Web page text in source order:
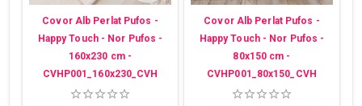
Covor Alb Perlat Pufos -
Happy Touch - Nor Pufos -
160x230 cm -
CVHP001_160x230_CVH
Covor Alb Perlat Pufos -
Happy Touch - Nor Pufos -
80x150 cm -
CVHP001_80x150_CVH